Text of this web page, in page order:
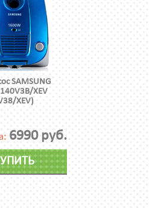
SAMSUNG
XEV
XEV)
6990 руб.